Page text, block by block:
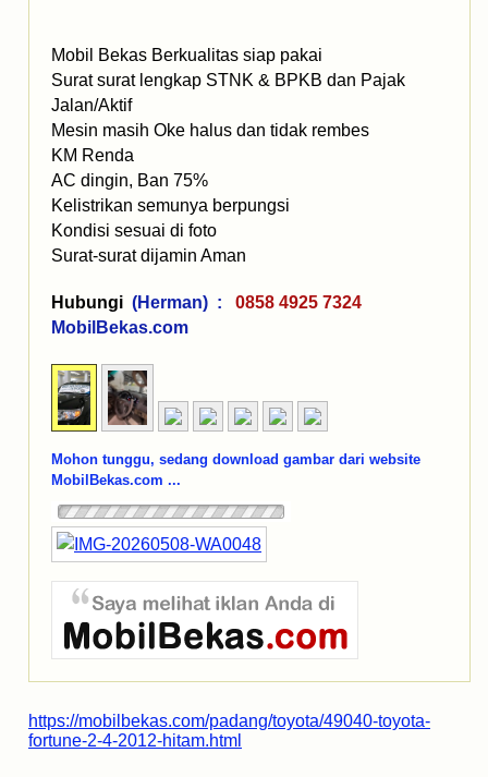
Mobil Bekas Berkualitas siap pakai
Surat surat lengkap STNK & BPKB dan Pajak
Jalan/Aktif
Mesin masih Oke halus dan tidak rembes
KM Renda
AC dingin, Ban 75%
Kelistrikan semunya berpungsi
Kondisi sesuai di foto
Surat-surat dijamin Aman
Hubungi (Herman) :
0858 4925 7324
MobilBekas.com
Mohon tunggu, sedang download gambar dari website
MobilBekas.com ...
https://mobilbekas.com/padang/toyota/49040-toyota-
fortune-2-4-2012-hitam.html